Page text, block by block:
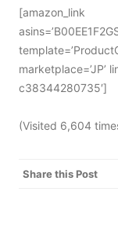
[amazon_link
marketplace=’JP’
c38344280735′]
(Visited 6,604
Share this Post